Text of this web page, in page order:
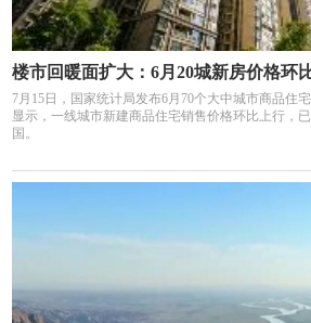
楼市回暖面扩大：6月20城新房价格环
7月15日，国家统计局发布6月70个大中城市商品住
显示，一线城市新建商品住宅销售价格环比上行，
国。